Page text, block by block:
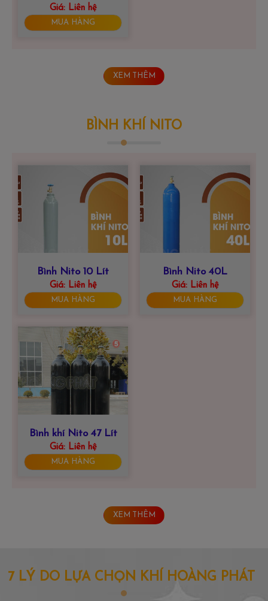
lít
Giá:Liên hệ
MUA HÀNG
XEM THÊM
BÌNH KHÍ NITO
Bình Nito 10 Lít
Giá:Liên hệ
MUA HÀNG
Bình Nito 40L
Giá:Liên hệ
MUA HÀNG
Bình khí Nito 47 Lít
Giá:Liên hệ
MUA HÀNG
XEM THÊM
7 LÝ DO LỰA CHỌN KHÍ HOÀNG PHÁT